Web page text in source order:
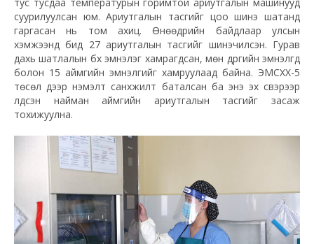
суурилуулсан юм. Ариутгалын тасгийг цоо шинэ шатанд
гаргасан нь том ахиц. Өнөөдрийн байдлаар улсын
хэмжээнд бид 27 ариутгалын тасгийг шинэчилсэн. Гурав
дахь шатлалын бүх эмнэлэг хамрагдсан, мөн дүүргийн эмнэлгүүд
болон 15 аймгийн эмнэлгийг хамруулаад байна. ЭМСХХ-5
төсөл дээр нэмэлт санхүүжилт баталсан ба энэ эх үүсвэрээр
үлдсэн найман аймгийн ариутгалын тасгийг засаж
тохижуулна.